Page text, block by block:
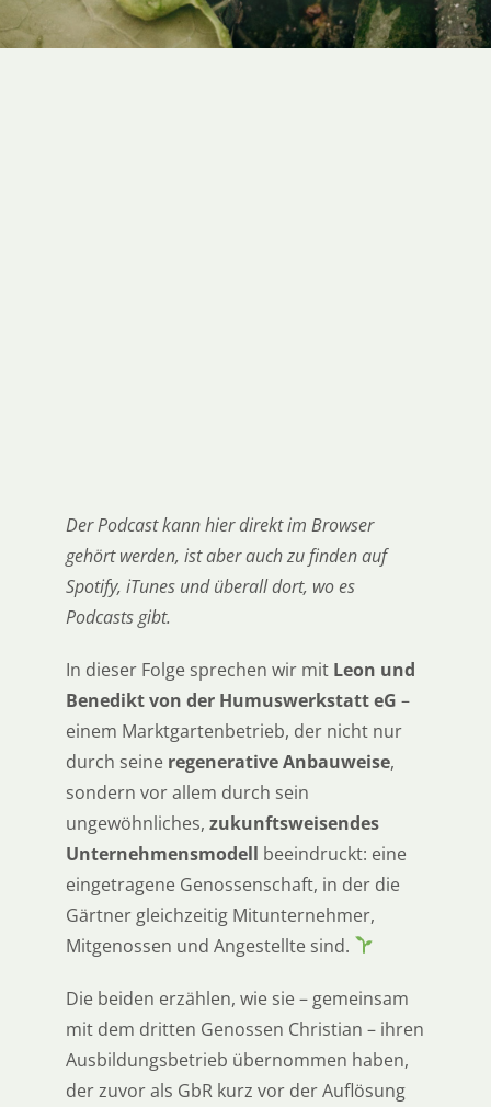
Der Podcast kann hier direkt im Browser
gehört werden, ist aber auch zu finden auf
Spotify, iTunes und überall dort, wo es
Podcasts gibt.
In dieser Folge sprechen wir mit Leon und
Benedikt von der Humuswerkstatt eG –
einem Marktgartenbetrieb, der nicht nur
durch seineregenerative Anbauweise,
sondern vor allem durch sein
ungewöhnliches, zukunftsweisendes
Unternehmensmodell beeindruckt: eine
eingetragene Genossenschaft, in der die
Gärtner gleichzeitig Mitunternehmer,
Mitgenossen und Angestellte sind.
Die beiden erzählen, wie sie – gemeinsam
mit dem dritten Genossen Christian – ihren
Ausbildungsbetrieb übernommen haben,
der zuvor als GbR kurz vor der Auflösung